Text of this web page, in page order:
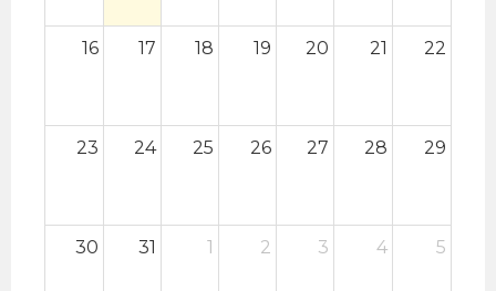
16 17 18 19 20 21 22
23 24 25 26 27 28 29
30 31 1 2 3 4 5